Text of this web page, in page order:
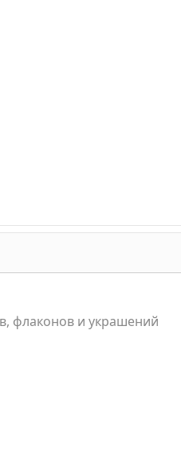
флаконов и украшений